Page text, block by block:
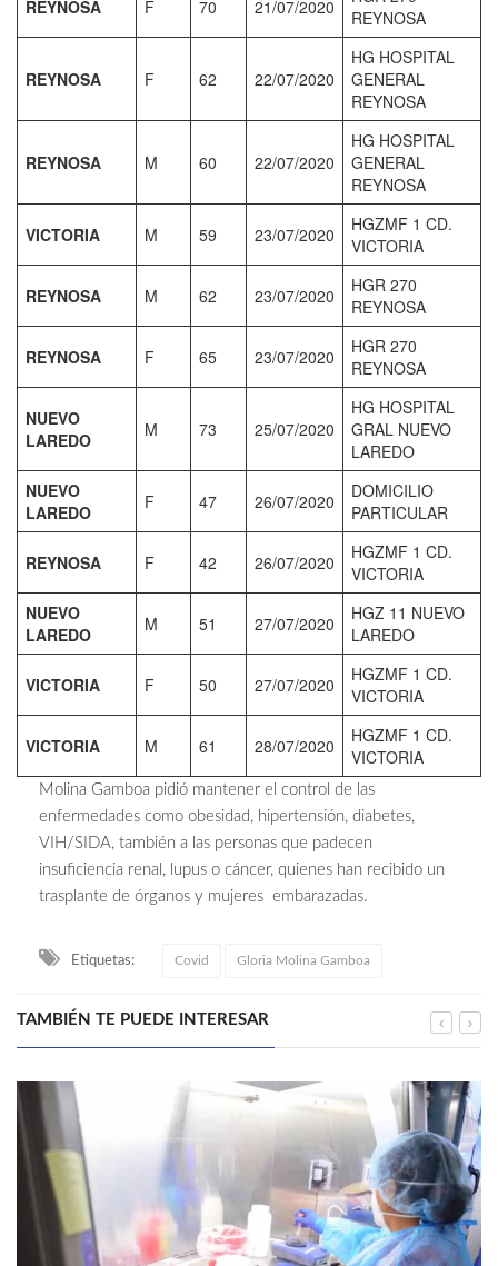
REYNOSA F 70 21/07/2020
REYNOSA
REYNOSA F 62 22/07/2020
HG HOSPITAL
GENERAL
REYNOSA
REYNOSA M 60 22/07/2020
HG HOSPITAL
GENERAL
REYNOSA
VICTORIA M 59 23/07/2020
HGZMF 1 CD.
VICTORIA
REYNOSA M 62 23/07/2020
HGR 270
REYNOSA
REYNOSA F 65 23/07/2020
HGR 270
REYNOSA
NUEVO
LAREDO
M 73 25/07/2020
HG HOSPITAL
GRAL NUEVO
LAREDO
NUEVO
LAREDO
F 47 26/07/2020
DOMICILIO
PARTICULAR
REYNOSA F 42 26/07/2020
HGZMF 1 CD.
VICTORIA
NUEVO
LAREDO
M 51 27/07/2020
HGZ 11 NUEVO
LAREDO
VICTORIA F 50 27/07/2020
HGZMF 1 CD.
VICTORIA
VICTORIA M 61 28/07/2020
HGZMF 1 CD.
VICTORIA
Molina Gamboa pidió mantener el control de las
enfermedades como obesidad, hipertensión, diabetes,
VIH/SIDA, también a las personas que padecen
insuficiencia renal, lupus o cáncer, quienes han recibido un
trasplante de órganos y mujeres embarazadas.
Etiquetas: Covid Gloria Molina Gamboa
TAMBIÉN TE PUEDE INTERESAR